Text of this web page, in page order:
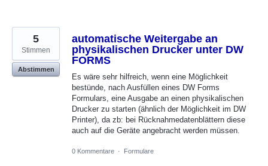
automatische Weitergabe an
physikalischen Drucker unter DW
FORMS
Es wäre sehr hilfreich, wenn eine Möglichkeit
bestünde, nach Ausfüllen eines DW Forms
Formulars, eine Ausgabe an einen physikalischen
Drucker zu starten (ähnlich der Möglichkeit im DW
Printer), da zb: bei Rücknahmedatenblättern diese
auch auf die Geräte angebracht werden müssen.
5
Stimmen
Abstimmen
0 Kommentare · Formulare